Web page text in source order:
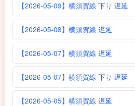
【2026-05-09】横須賀線 下り 遅延
【2026-05-08】横須賀線 遅延
【2026-05-07】横須賀線 遅延
【2026-05-07】横須賀線 下り 遅延
【2026-05-05】横須賀線 遅延